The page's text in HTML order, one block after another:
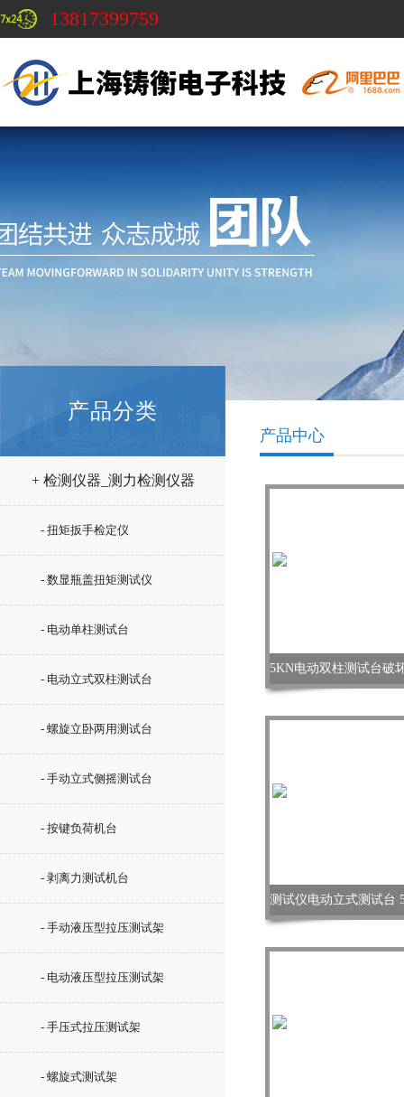
13817399759
产品分类
+ 检测仪器_测力检测仪器
- 扭矩扳手检定仪
- 数显瓶盖扭矩测试仪
- 电动单柱测试台
- 电动立式双柱测试台
- 螺旋立卧两用测试台
- 手动立式侧摇测试台
- 按键负荷机台
- 剥离力测试机台
- 手动液压型拉压测试架
- 电动液压型拉压测试架
- 手压式拉压测试架
- 螺旋式测试架
产品中心